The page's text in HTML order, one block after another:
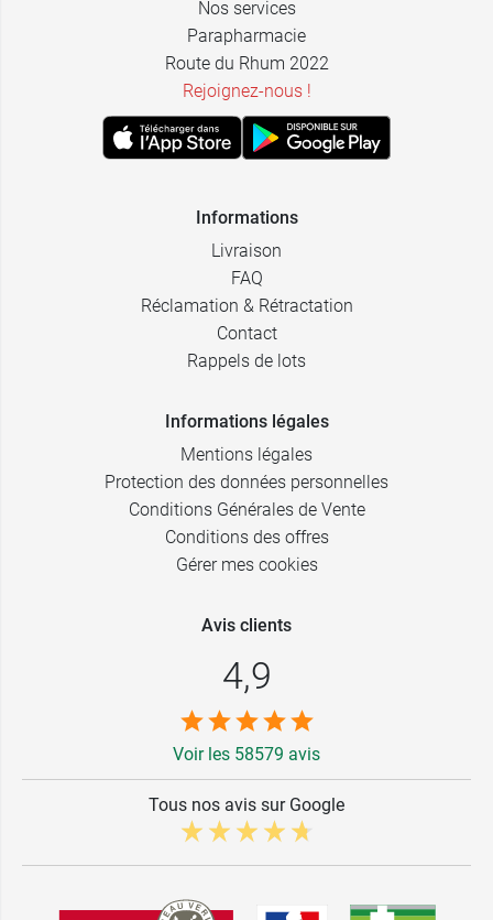
Nos services
Parapharmacie
Route du Rhum 2022
Rejoignez-nous !
Informations
Livraison
FAQ
Réclamation & Rétractation
Contact
Rappels de lots
Informations légales
Mentions légales
Protection des données personnelles
Conditions Générales de Vente
Conditions des offres
Gérer mes cookies
Avis clients
4,9
Voir les 58579 avis
Tous nos avis sur Google